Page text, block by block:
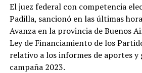
El juez federal con competencia
Padilla, sancionó en las últimas
Avanza en la provincia de Buenos
Ley de Financiamiento de los
relativo a los informes de aportes y
campaña 2023.